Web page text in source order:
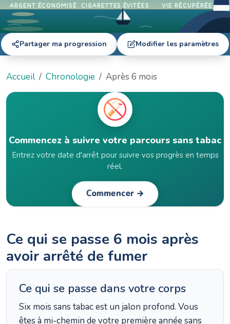
ARGENT ÉCONOMISÉ CIGARETTES ÉVITÉES VIE RÉCUPÉRÉE
Partager ma progression Modifier les paramètres
Accueil Chronologie Après 6 mois
Commencez à suivre votre parcours sans tabac
Entrez votre date d'arrêt pour suivre vos progrès en temps
réel.
Commencer →
Ce qui se passe 6 mois après
avoir arrêté de fumer
Ce qui se passe dans votre corps
Six mois sans tabac est un jalon profond. Vous
êtes à mi-chemin de votre première année sans